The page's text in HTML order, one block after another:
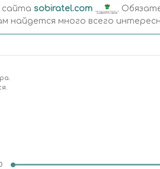
сайта sobiratel.com
много всего